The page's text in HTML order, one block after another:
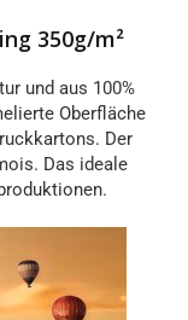
350g/m²
und aus 100%
Oberfläche
Der
Das ideale